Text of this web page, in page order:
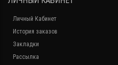
Личный Кабинет
История заказов
Закладки
Рассылка